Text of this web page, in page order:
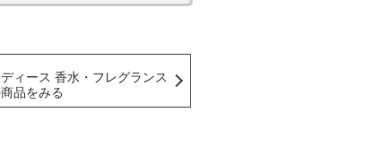
ディース 香水・フレグランス
品をみる